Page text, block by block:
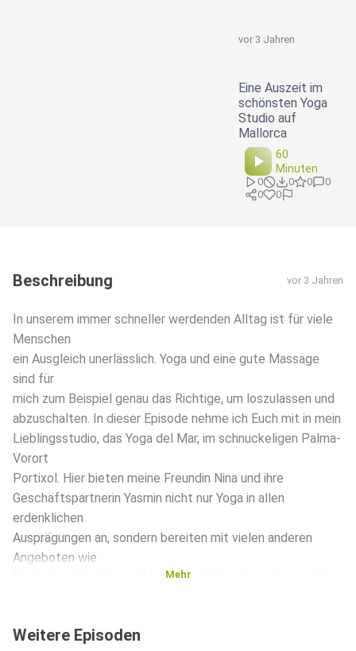
vor 3 Jahren
Eine Auszeit im
schönsten Yoga
Studio auf
Mallorca
60
Minuten
0 0 0
0
0
0
Beschreibung vor 3 Jahren
In unserem immer schneller werdenden Alltag ist für viele
Menschen
ein Ausgleich unerlässlich. Yoga und eine gute Massage
sind für
mich zum Beispiel genau das Richtige, um loszulassen und
abzuschalten. In dieser Episode nehme ich Euch mit in mein
Lieblingsstudio, das Yoga del Mar, im schnuckeligen Palma-
Vorort
Portixol. Hier bieten meine Freundin Nina und ihre
Geschäftspartnerin Yasmin nicht nur Yoga in allen
erdenklichen
Ausprägungen an, sondern bereiten mit vielen anderen
Angeboten wie
Mediation, Workshops, Massagen, Retreats und ganz viel
gerne mit auf
Mehr
Weitere Episoden